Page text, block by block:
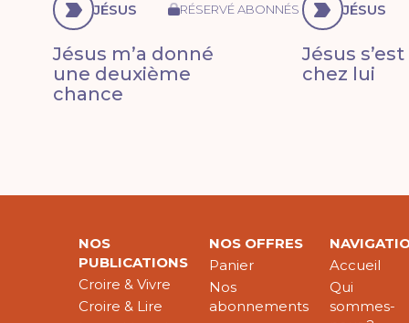
JÉSUS RÉSERVÉ ABONNÉS
Jésus m’a donné
une deuxième
chance
JÉSUS
Jésus
chez lui
NOS
PUBLICATIONS
Croire & Vivre
Croire & Lire
NOS OFFRES
Panier
Nos
abonnements
Accueil
Qui
sommes-